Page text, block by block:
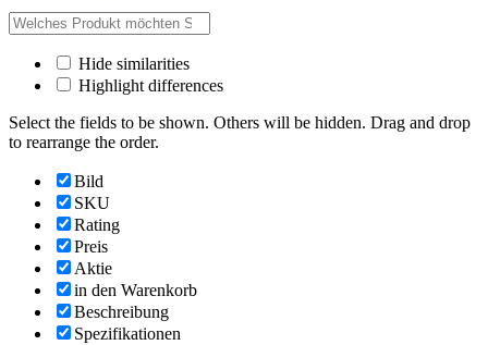
Hide similarities
Highlight differences
Select the fields to be shown. Others will be hidden. Drag and drop
to rearrange the order.
Bild
SKU
Rating
Preis
Aktie
in den Warenkorb
Beschreibung
Spezifikationen